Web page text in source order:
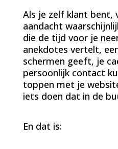
Als je zelf klant bent,
aandacht
die de tijd voor je
anekdotes vertelt,
schermen geeft, je
persoonlijk contact
toppen met je
iets doen dat in de
En dat is: